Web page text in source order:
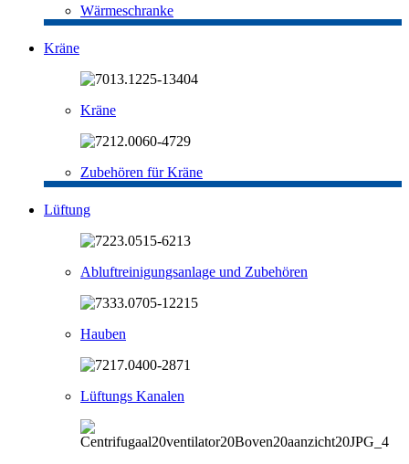
Wärmeschranke
Kräne
Kräne
Zubehören für Kräne
Lüftung
Abluftreinigungsanlage und Zubehören
Hauben
Lüftungs Kanalen